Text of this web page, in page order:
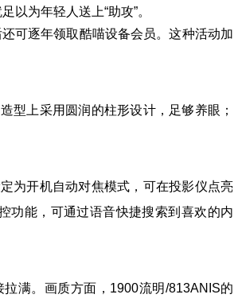
以为年轻人送上“助攻”。
逐年领取酷喵设备会员。这种活动加
上采用圆润的柱形设计，足够养眼；
开机自动对焦模式，可在投影仪点亮
功能，可通过语音快捷搜索到喜欢的内
满。画质方面，1900流明/813ANIS的